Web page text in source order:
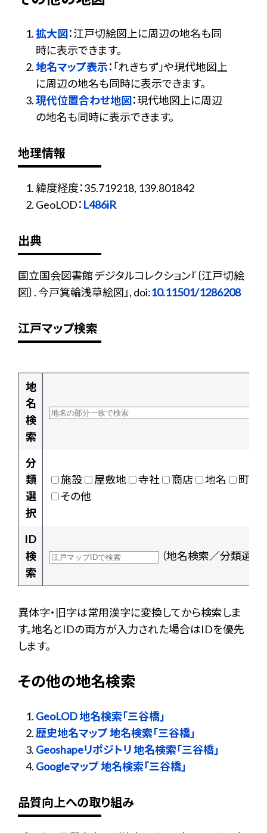
拡大図：江戸切絵図上に周辺の地名も同
時に表示できます。
地名マップ表示：「れきちず」や現代地図上
に周辺の地名も同時に表示できます。
現代位置合わせ地図：現代地図上に周辺
の地名も同時に表示できます。
地理情報
緯度経度：35.719218, 139.801842
GeoLOD： L486iR
出典
国立国会図書館 デジタルコレクション『〔江戸切絵
図〕. 今戸箕輪浅草絵図』, doi:10.11501/1286208
江戸マップ検索
地
名
検
索
分
類
選
択
施設 屋敷地 寺社 商店 地名
町村
その他
ID
検
索
（地名検索／分類選択
異体字・旧字は常用漢字に変換してから検索しま
す。地名とIDの両方が入力された場合はIDを優先
します。
その他の地名検索
GeoLOD 地名検索「三谷橋」
歴史地名マップ 地名検索「三谷橋」
Geoshapeリポジトリ 地名検索「三谷橋」
Googleマップ 地名検索「三谷橋」
品質向上への取り組み